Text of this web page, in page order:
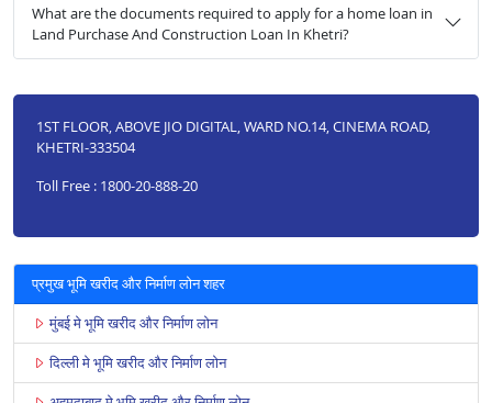
What are the documents required to apply for a home loan in
Land Purchase And Construction Loan In Khetri?
1ST FLOOR, ABOVE JIO DIGITAL, WARD NO.14, CINEMA ROAD,
KHETRI-333504
Toll Free : 1800-20-888-20
प्रमुख भूमि खरीद और निर्माण लोन शहर
मुंबई मे भूमि खरीद और निर्माण लोन
दिल्ली मे भूमि खरीद और निर्माण लोन